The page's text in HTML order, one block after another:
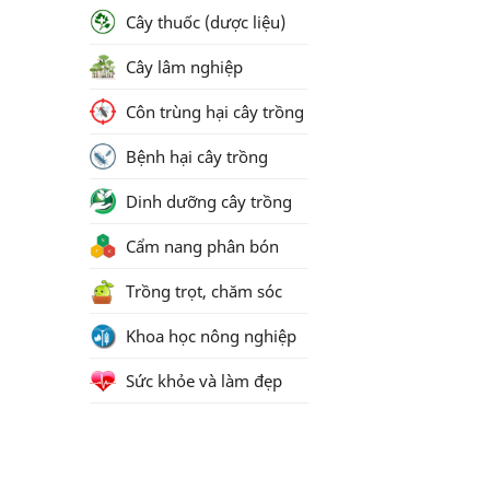
Cây thuốc (dược liệu)
Cây lâm nghiệp
Côn trùng hại cây trồng
Bệnh hại cây trồng
Dinh dưỡng cây trồng
Cẩm nang phân bón
Trồng trọt, chăm sóc
Khoa học nông nghiệp
Sức khỏe và làm đẹp